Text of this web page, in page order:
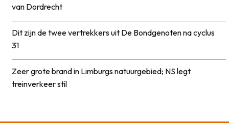
van Dordrecht
Dit zijn de twee vertrekkers uit De Bondgenoten na cyclus
31
Zeer grote brand in Limburgs natuurgebied; NS legt
treinverkeer stil